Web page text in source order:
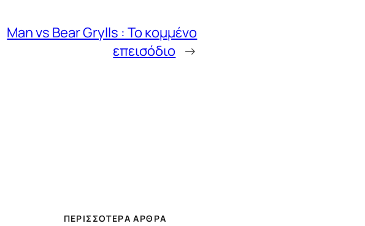
Man vs Bear Grylls : Το κομμένο
επεισόδιο →
ΠΕΡΙΣΣΌΤΕΡΑ ΆΡΘΡΑ